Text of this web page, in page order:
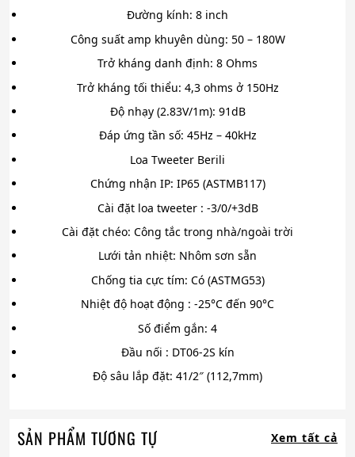
Đường kính: 8 inch
Công suất amp khuyên dùng: 50 – 180W
Trở kháng danh định: 8 Ohms
Trở kháng tối thiểu: 4,3 ohms ở 150Hz
Độ nhạy (2.83V/1m): 91dB
Đáp ứng tần số: 45Hz – 40kHz
Loa Tweeter Berili
Chứng nhận IP: IP65 (ASTMB117)
Cài đặt loa tweeter : -3/0/+3dB
Cài đặt chéo: Công tắc trong nhà/ngoài trời
Lưới tản nhiệt: Nhôm sơn sẵn
Chống tia cực tím: Có (ASTMG53)
Nhiệt độ hoạt động : -25°C đến 90°C
Số điểm gắn: 4
Đầu nối : DT06-2S kín
Độ sâu lắp đặt: 41/2″ (112,7mm)
SẢN PHẨM TƯƠNG TỰ Xem tất cả